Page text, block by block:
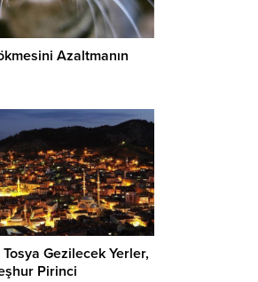
Azaltmanın
Gezilecek Yerler,
Pirinci